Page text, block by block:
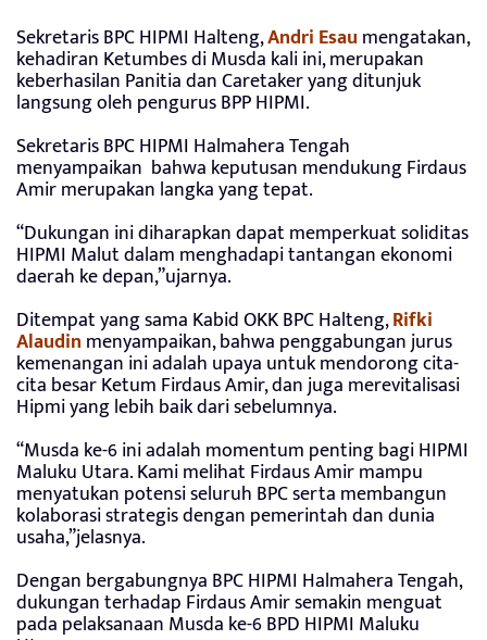
Sekretaris BPC HIPMI Halteng,Andri Esau mengatakan,
kehadiran Ketumbes di Musda kali ini, merupakan
keberhasilan Panitia dan Caretaker yang ditunjuk
langsung oleh pengurus BPP HIPMI.
Sekretaris BPC HIPMI Halmahera Tengah
menyampaikan bahwa keputusan mendukung Firdaus
Amir merupakan langka yang tepat.
“Dukungan ini diharapkan dapat memperkuat soliditas
HIPMI Malut dalam menghadapi tantangan ekonomi
daerah ke depan,”ujarnya.
Ditempat yang sama Kabid OKK BPC Halteng,Rifki
Alaudin menyampaikan, bahwa penggabungan jurus
kemenangan ini adalah upaya untuk mendorong cita-
cita besar Ketum Firdaus Amir, dan juga merevitalisasi
Hipmi yang lebih baik dari sebelumnya.
“Musda ke-6 ini adalah momentum penting bagi HIPMI
Maluku Utara. Kami melihat Firdaus Amir mampu
menyatukan potensi seluruh BPC serta membangun
kolaborasi strategis dengan pemerintah dan dunia
usaha,”jelasnya.
Dengan bergabungnya BPC HIPMI Halmahera Tengah,
dukungan terhadap Firdaus Amir semakin menguat
pada pelaksanaan Musda ke-6 BPD HIPMI Maluku